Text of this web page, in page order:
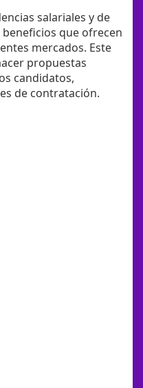
salariales y de
que ofrecen
mercados. Este
propuestas
candidatos,
de contratación.